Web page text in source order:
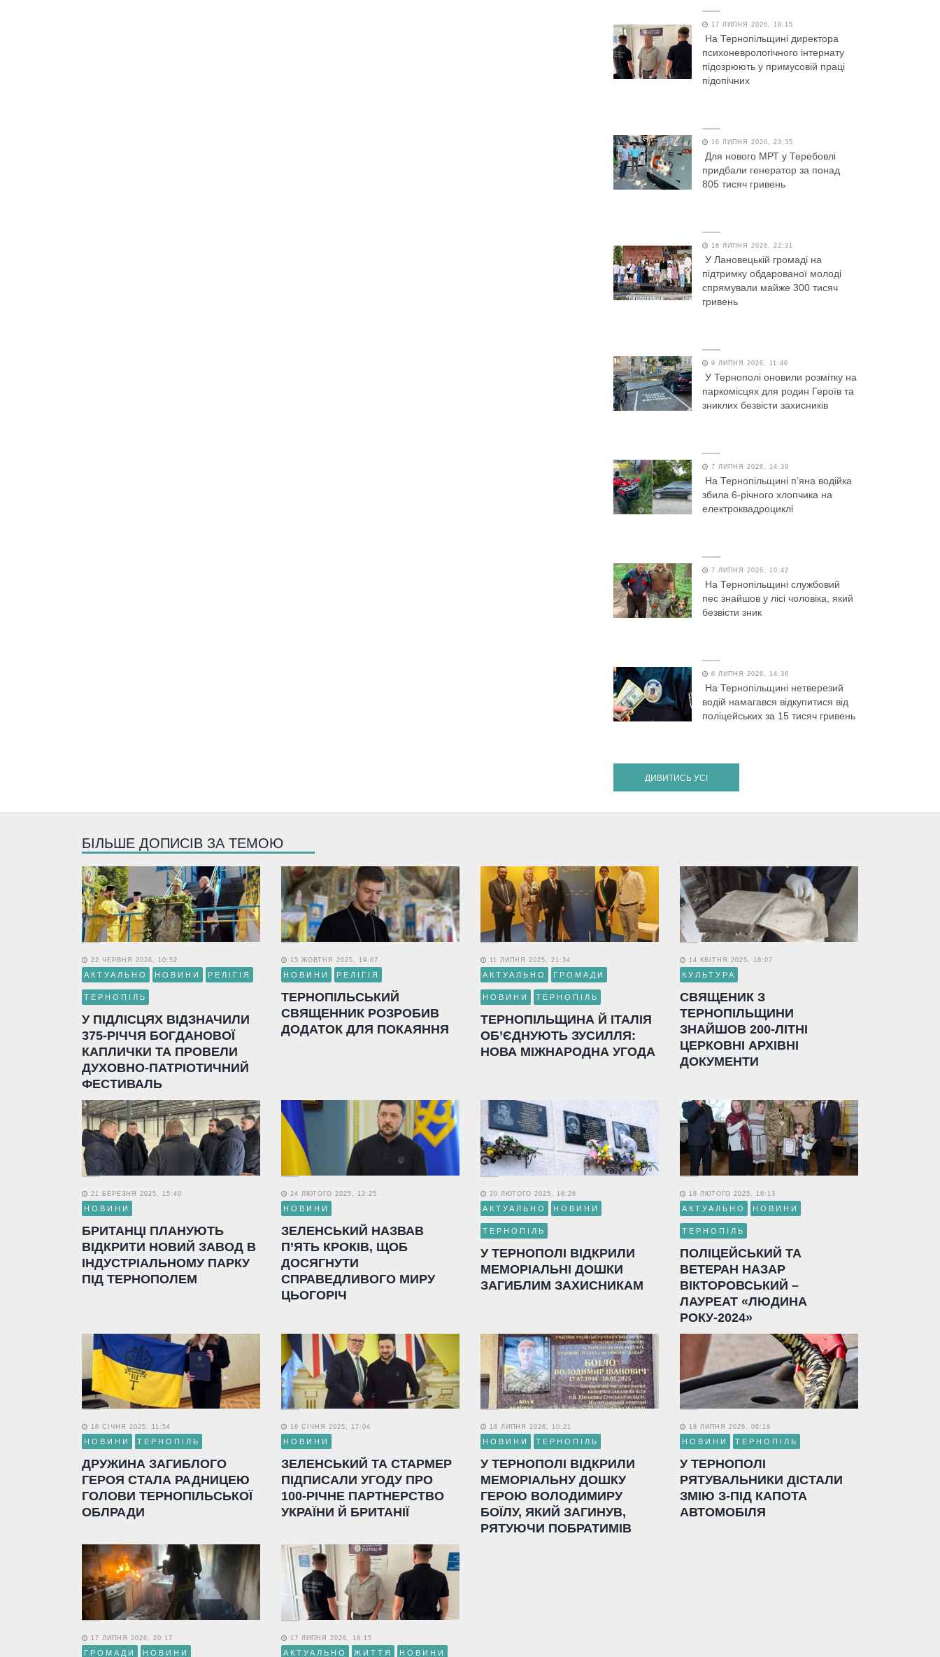
17 ЛИПНЯ 2026, 18:15
На Тернопільщині директора
психоневрологічного інтернату
підозрюють у примусовій праці
підопічних
16 ЛИПНЯ 2026, 23:35
Для нового МРТ у Теребовлі
придбали генератор за понад
805 тисяч гривень
16 ЛИПНЯ 2026, 22:31
У Лановецькій громаді на
підтримку обдарованої молоді
спрямували майже 300 тисяч
гривень
9 ЛИПНЯ 2026, 11:46
У Тернополі оновили розмітку на
паркомісцях для родин Героїв та
зниклих безвісти захисників
7 ЛИПНЯ 2026, 14:39
На Тернопільщині п’яна водійка
збила 6-річного хлопчика на
електроквадроциклі
7 ЛИПНЯ 2026, 10:42
На Тернопільщині службовий
пес знайшов у лісі чоловіка, який
безвісти зник
6 ЛИПНЯ 2026, 14:36
На Тернопільщині нетверезий
водій намагався відкупитися від
поліцейських за 15 тисяч гривень
ДИВИТИСЬ УСІ
БІЛЬШЕ ДОПИСІВ ЗА ТЕМОЮ
22 ЧЕРВНЯ 2026, 10:52
АКТУАЛЬНО НОВИНИ РЕЛІГІЯ
ТЕРНОПІЛЬ
У ПІДЛІСЦЯХ ВІДЗНАЧИЛИ
375-РІЧЧЯ БОГДАНОВОЇ
КАПЛИЧКИ ТА ПРОВЕЛИ
ДУХОВНО-ПАТРІОТИЧНИЙ
ФЕСТИВАЛЬ
15 ЖОВТНЯ 2025, 19:07
НОВИНИ РЕЛІГІЯ
ТЕРНОПІЛЬСЬКИЙ
СВЯЩЕННИК РОЗРОБИВ
ДОДАТОК ДЛЯ ПОКАЯННЯ
11 ЛИПНЯ 2025, 21:34
АКТУАЛЬНО ГРОМАДИ
НОВИНИ ТЕРНОПІЛЬ
ТЕРНОПІЛЬЩИНА Й ІТАЛІЯ
ОБ’ЄДНУЮТЬ ЗУСИЛЛЯ:
НОВА МІЖНАРОДНА УГОДА
14 КВІТНЯ 2025, 18:07
КУЛЬТУРА
СВЯЩЕНИК З
ТЕРНОПІЛЬЩИНИ
ЗНАЙШОВ 200-ЛІТНІ
ЦЕРКОВНІ АРХІВНІ
ДОКУМЕНТИ
21 БЕРЕЗНЯ 2025, 15:40
НОВИНИ
БРИТАНЦІ ПЛАНУЮТЬ
ВІДКРИТИ НОВИЙ ЗАВОД В
ІНДУСТРІАЛЬНОМУ ПАРКУ
ПІД ТЕРНОПОЛЕМ
24 ЛЮТОГО 2025, 13:25
НОВИНИ
ЗЕЛЕНСЬКИЙ НАЗВАВ
П’ЯТЬ КРОКІВ, ЩОБ
ДОСЯГНУТИ
СПРАВЕДЛИВОГО МИРУ
ЦЬОГОРІЧ
20 ЛЮТОГО 2025, 18:26
АКТУАЛЬНО НОВИНИ
ТЕРНОПІЛЬ
У ТЕРНОПОЛІ ВІДКРИЛИ
МЕМОРІАЛЬНІ ДОШКИ
ЗАГИБЛИМ ЗАХИСНИКАМ
18 ЛЮТОГО 2025, 16:13
АКТУАЛЬНО НОВИНИ
ТЕРНОПІЛЬ
ПОЛІЦЕЙСЬКИЙ ТА
ВЕТЕРАН НАЗАР
ВІКТОРОВСЬКИЙ –
ЛАУРЕАТ «ЛЮДИНА
РОКУ-2024»
18 СІЧНЯ 2025, 11:54
НОВИНИ ТЕРНОПІЛЬ
ДРУЖИНА ЗАГИБЛОГО
ГЕРОЯ СТАЛА РАДНИЦЕЮ
ГОЛОВИ ТЕРНОПІЛЬСЬКОЇ
ОБЛРАДИ
16 СІЧНЯ 2025, 17:04
НОВИНИ
ЗЕЛЕНСЬКИЙ ТА СТАРМЕР
ПІДПИСАЛИ УГОДУ ПРО
100-РІЧНЕ ПАРТНЕРСТВО
УКРАЇНИ Й БРИТАНІЇ
18 ЛИПНЯ 2026, 10:21
НОВИНИ ТЕРНОПІЛЬ
У ТЕРНОПОЛІ ВІДКРИЛИ
МЕМОРІАЛЬНУ ДОШКУ
ГЕРОЮ ВОЛОДИМИРУ
БОЇЛУ, ЯКИЙ ЗАГИНУВ,
РЯТУЮЧИ ПОБРАТИМІВ
18 ЛИПНЯ 2026, 06:19
НОВИНИ ТЕРНОПІЛЬ
У ТЕРНОПОЛІ
РЯТУВАЛЬНИКИ ДІСТАЛИ
ЗМІЮ З-ПІД КАПОТА
АВТОМОБІЛЯ
17 ЛИПНЯ 2026, 20:17
ГРОМАДИ НОВИНИ
17 ЛИПНЯ 2026, 18:15
АКТУАЛЬНО ЖИТТЯ НОВИНИ